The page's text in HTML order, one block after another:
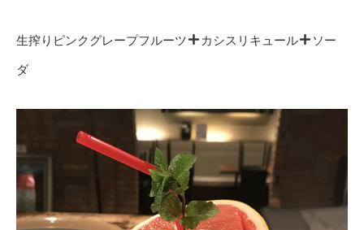
生搾りピンクグレープフルーツ カシスリキュール ソー
ダ